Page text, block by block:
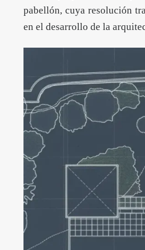
pabellón, cuya resolución
en el desarrollo de la